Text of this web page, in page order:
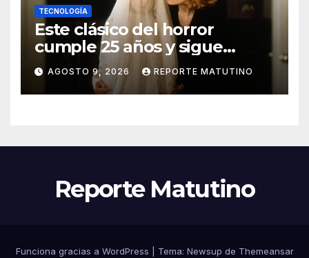
TECNOLOGÍA
Este clásico del horror
cumple 25 años y sigue
siendo estupendo (y lo
puedes ver en Netflix)
AGOSTO 9, 2026 REPORTE MATUTINO
Reporte Matutino
Funciona gracias a WordPress Tema: Newsup de Themeansar